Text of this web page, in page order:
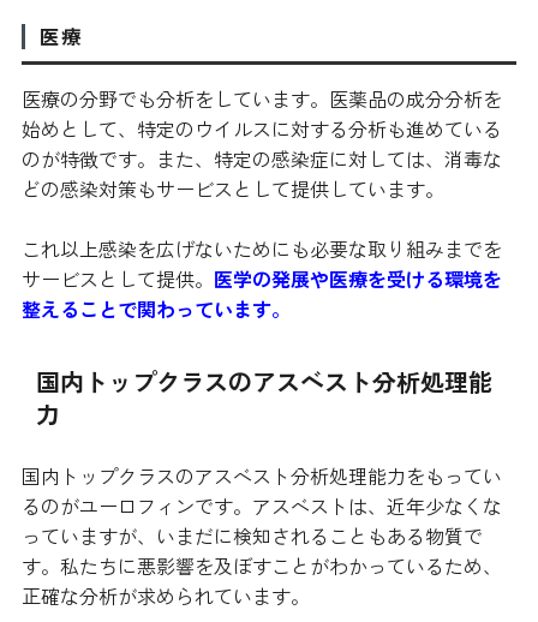
医療
医療の分野でも分析をしています。医薬品の成分分析を
始めとして、特定のウイルスに対する分析も進めている
のが特徴です。また、特定の感染症に対しては、消毒な
どの感染対策もサービスとして提供しています。
これ以上感染を広げないためにも必要な取り組みまでを
サービスとして提供。 医学の発展や医療を受ける環境を
整えることで関わっています。
国内トップクラスのアスベスト分析処理能
力
国内トップクラスのアスベスト分析処理能力をもってい
るのがユーロフィンです。アスベストは、近年少なくな
っていますが、いまだに検知されることもある物質で
す。私たちに悪影響を及ぼすことがわかっているため、
正確な分析が求められています。